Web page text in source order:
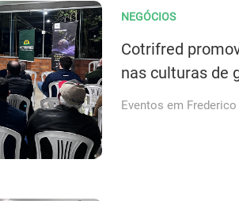
NEGÓCIOS
Cotrifred
nas culturas de
Eventos em